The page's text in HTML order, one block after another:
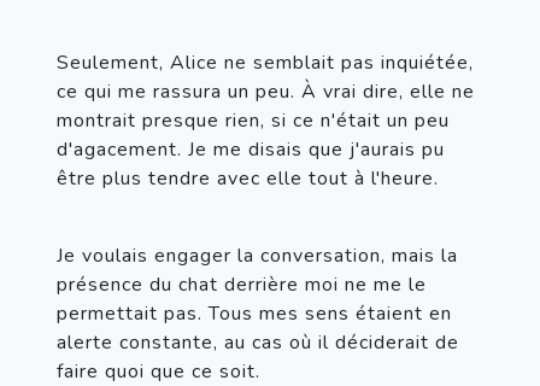
Seulement, Alice ne semblait pas inquiétée,
ce qui me rassura un peu. À vrai dire, elle ne
montrait presque rien, si ce n'était un peu
d'agacement. Je me disais que j'aurais pu
être plus tendre avec elle tout à l'heure.
Je voulais engager la conversation, mais la
présence du chat derrière moi ne me le
permettait pas. Tous mes sens étaient en
alerte constante, au cas où il déciderait de
faire quoi que ce soit.